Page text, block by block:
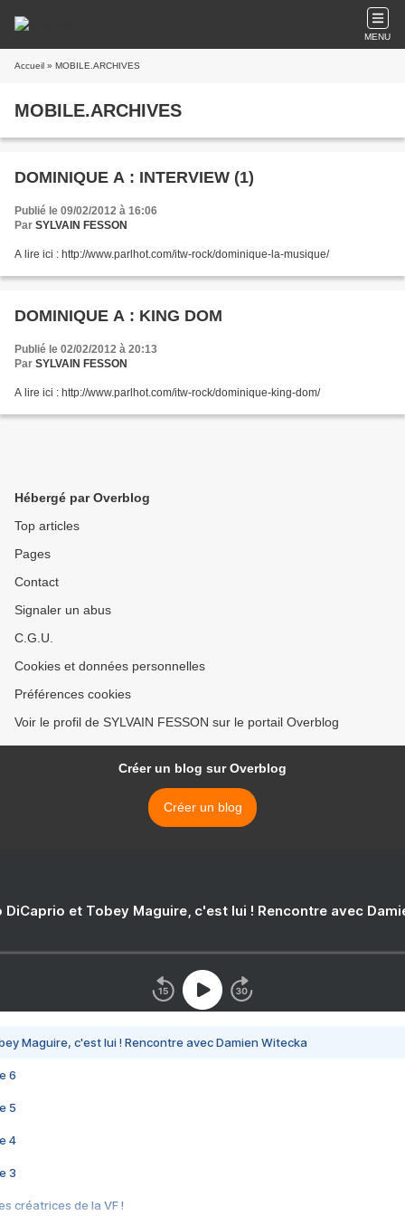
MENU
Accueil » MOBILE.ARCHIVES
MOBILE.ARCHIVES
DOMINIQUE A : INTERVIEW (1)
Publié le 09/02/2012 à 16:06
Par SYLVAIN FESSON
A lire ici : http://www.parlhot.com/itw-rock/dominique-la-musique/
DOMINIQUE A : KING DOM
Publié le 02/02/2012 à 20:13
Par SYLVAIN FESSON
A lire ici : http://www.parlhot.com/itw-rock/dominique-king-dom/
Hébergé par Overblog
Top articles
Pages
Contact
Signaler un abus
C.G.U.
Cookies et données personnelles
Préférences cookies
Voir le profil de SYLVAIN FESSON sur le portail Overblog
Créer un blog sur Overblog
Créer un blog
DiCaprio et Tobey Maguire, c'est lui ! Rencontre avec
Maguire, c'est lui ! Rencontre avec Damien Witecka
6
5
4
3
créatrices de la VF !